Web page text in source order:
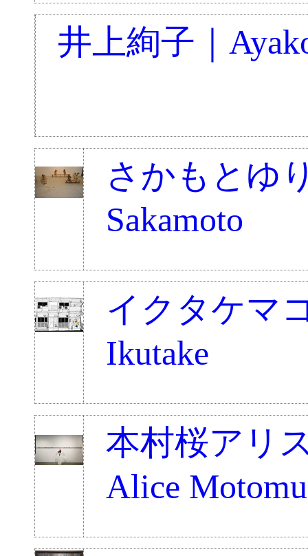
井上絢子｜
さかもとゆ
Sakamoto
イクタケマ
Ikutake
本村桜アリ
Alice